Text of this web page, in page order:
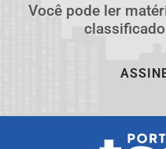
Você pode ler